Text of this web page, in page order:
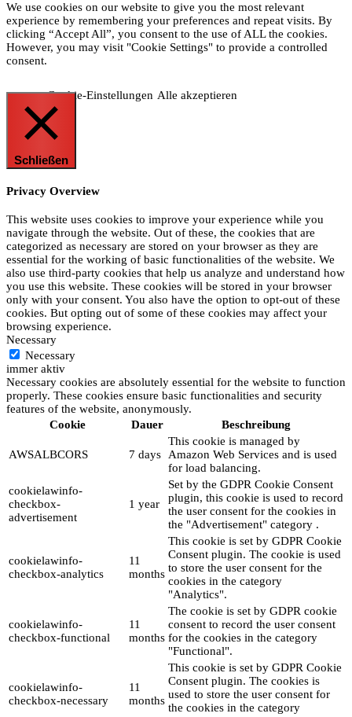
We use cookies on our website to give you the most relevant
experience by remembering your preferences and repeat visits. By
clicking “Accept All”, you consent to the use of ALL the cookies.
However, you may visit "Cookie Settings" to provide a controlled
consent.
Cookie-Einstellungen Alle akzeptieren
Schließen
Privacy Overview
This website uses cookies to improve your experience while you
navigate through the website. Out of these, the cookies that are
categorized as necessary are stored on your browser as they are
essential for the working of basic functionalities of the website. We
also use third-party cookies that help us analyze and understand how
you use this website. These cookies will be stored in your browser
only with your consent. You also have the option to opt-out of these
cookies. But opting out of some of these cookies may affect your
browsing experience.
Necessary
Necessary
immer aktiv
Necessary cookies are absolutely essential for the website to function
properly. These cookies ensure basic functionalities and security
features of the website, anonymously.
Cookie
Dauer Beschreibung
AWSALBCORS 7 days
This cookie is managed by
Amazon Web Services and is used
for load balancing.
cookielawinfo-
checkbox-
advertisement
1 year
Set by the GDPR Cookie Consent
plugin, this cookie is used to record
the user consent for the cookies in
the "Advertisement" category .
cookielawinfo-
checkbox-analytics
11
months
This cookie is set by GDPR Cookie
Consent plugin. The cookie is used
to store the user consent for the
cookies in the category
"Analytics".
cookielawinfo-
checkbox-functional
11
months
The cookie is set by GDPR cookie
consent to record the user consent
for the cookies in the category
"Functional".
cookielawinfo-
checkbox-necessary
11
months
This cookie is set by GDPR Cookie
Consent plugin. The cookies is
used to store the user consent for
the cookies in the category